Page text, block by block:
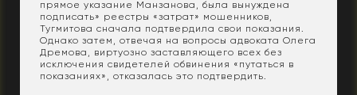
прямое указание Манзанова, была вынуждена
подписать» реестры «затрат» мошенников,
Тугмитова сначала подтвердила свои показания.
Однако затем, отвечая на вопросы адвоката Олега
Дремова, виртуозно заставляющего всех без
исключения свидетелей обвинения «путаться в
показаниях», отказалась это подтвердить.